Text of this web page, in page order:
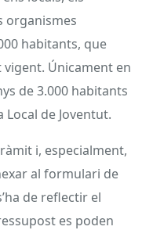
organismes
habitants, que
vigent. Únicament en
de 3.000 habitants
de Joventut.
i, especialment,
al formulari de
de reflectir el
es poden